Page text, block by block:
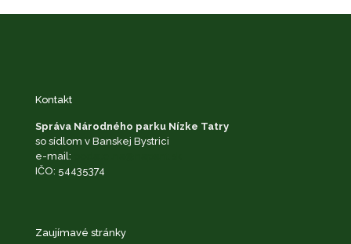
Kontakt
Správa Národného parku Nízke Tatry
so sídlom v Banskej Bystrici
e-mail:
IČO: 54435374
Zaujímavé stránky